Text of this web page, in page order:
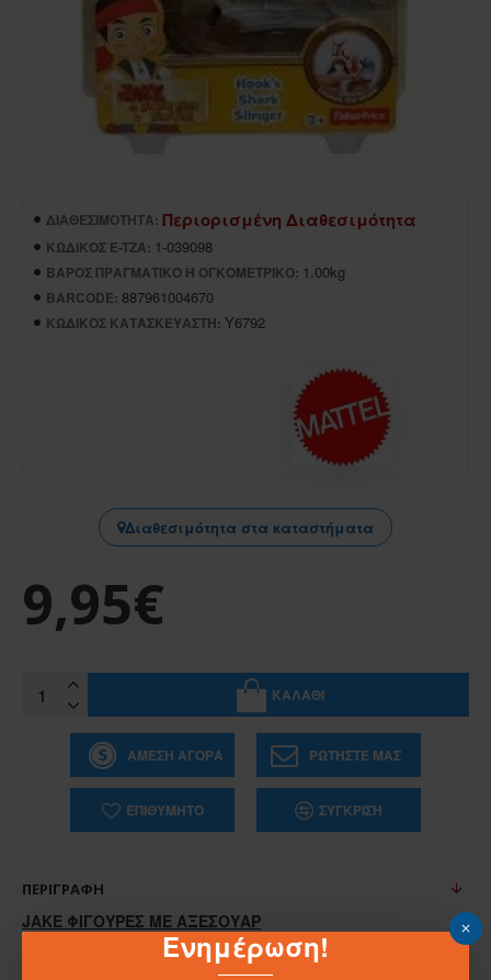
Ενημέρωση!
ΔΙΑΘΕΣΙΜΌΤΗΤΑ: Περιορισμένη Διαθεσιμότητα
ΚΩΔΙΚΌΣ E-TZA: 1-039098
ΒΆΡΟΣ ΠΡΑΓΜΑΤΙΚΌ Ή ΟΓΚΟΜΕΤΡΙΚΌ: 1.00kg
BARCODE: 887961004670
ΚΩΔΙΚΌΣ ΚΑΤΑΣΚΕΥΑΣΤΉ: Y6792
Διαθεσιμότητα στα καταστήματα
9,95€
ΚΑΛΆΘΙ
ΆΜΕΣΗ ΑΓΟΡΆ ΡΩΤΉΣΤΕ ΜΑΣ
ΕΠΙΘΥΜΗΤΌ ΣΎΓΚΡΙΣΗ
ΠΕΡΙΓΡΑΦΉ
JAKE ΦΙΓΟΥΡΕΣ ΜΕ ΑΞΕΣΟΥΑΡ
JAKE ΦΙΓΟΥΡΕΣ ΜΕ ΑΞΕΣΟΥΑΡ